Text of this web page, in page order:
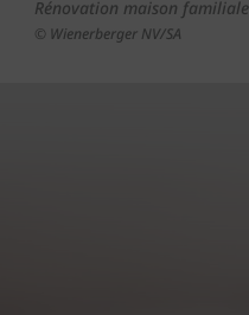
Rénovation maison
© Wienerberger NV/SA